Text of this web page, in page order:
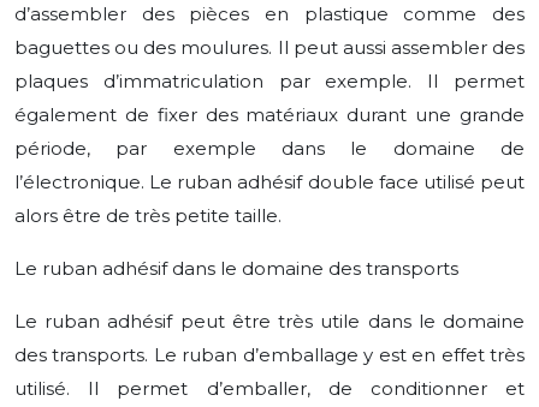
d’assembler des pièces en plastique comme des
baguettes ou des moulures. Il peut aussi assembler des
plaques d’immatriculation par exemple. Il permet
également de fixer des matériaux durant une grande
période, par exemple dans le domaine de
l’électronique. Le ruban adhésif double face utilisé peut
alors être de très petite taille.
Le ruban adhésif dans le domaine des transports
Le ruban adhésif peut être très utile dans le domaine
des transports. Le ruban d’emballage y est en effet très
utilisé. Il permet d’emballer, de conditionner et